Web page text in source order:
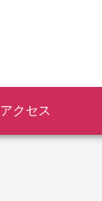
アクセス